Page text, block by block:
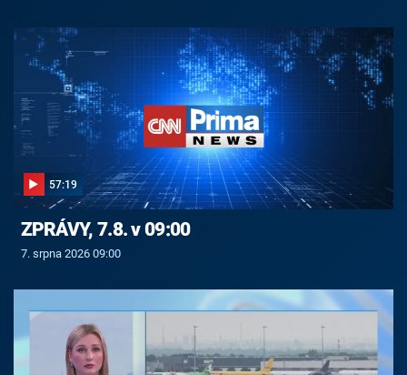
57:19
ZPRÁVY, 7.8. v 09:00
7. srpna 2026 09:00